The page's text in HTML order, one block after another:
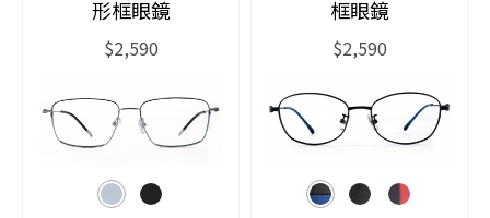
形框眼鏡
$2,590
框眼鏡
$2,590